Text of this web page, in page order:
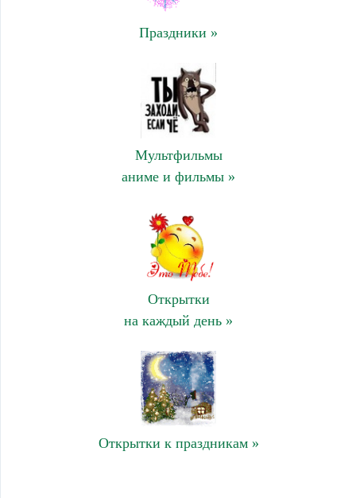
Праздники »
Мультфильмы
аниме и фильмы »
Открытки
на каждый день »
Открытки к праздникам »